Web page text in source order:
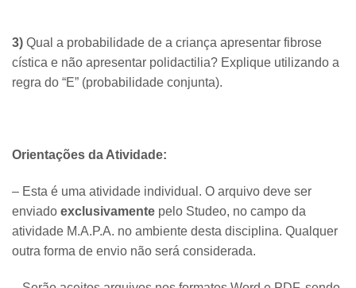
3) Qual a probabilidade de a criança apresentar fibrose
cística e não apresentar polidactilia? Explique utilizando a
regra do “E” (probabilidade conjunta).
Orientações da Atividade:
– Esta é uma atividade individual. O arquivo deve ser
enviado exclusivamente pelo Studeo, no campo da
atividade M.A.P.A. no ambiente desta disciplina. Qualquer
outra forma de envio não será considerada.